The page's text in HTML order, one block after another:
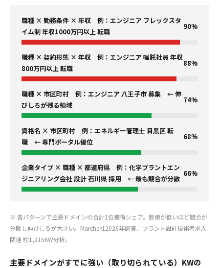
職種 × 勤務条件 × 年収 例：エンジニア フレックスタ
イム制 年収1000万円以上 転職
90%
職種 × 契約形態 × 年収 例：エンジニア 嘱託社員 年収
800万円以上 転職
88%
職種 × 市区町村 例：エンジニア 八王子市 募集 ← 伸
びしろが残る領域
74%
資格名 × 市区町村 例：エネルギー管理士 目黒区 転
職 ← 専門ポータル優位
68%
企業タイプ × 職種 × 都道府県 例：化学プラントエン
ジニアリング会社 設計 石川県 採用 ← 最も競合が分散
66%
※ 各パターンで主要ドメインの合計1位獲得シェア。数値が低いほど競合が
分散し伸びしろが大きい。Marche社2026年調査、プラント設計技術者求人
関連 約1,215KW分析。
主要ドメインがすでに強い（取り切られている）KWの